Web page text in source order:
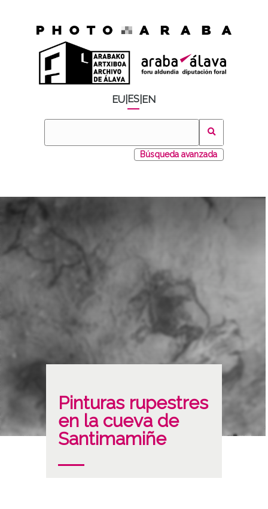
EU ES EN
Búsqueda avanzada
Pinturas rupestres
en la cueva de
Santimamiñe